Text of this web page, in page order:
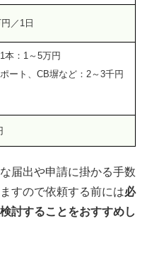
／1日
本：1～5万円
ート、CB塀など：2～3千円
届出や申請に掛かる手数
すので依頼する前には必
討することをおすすめし